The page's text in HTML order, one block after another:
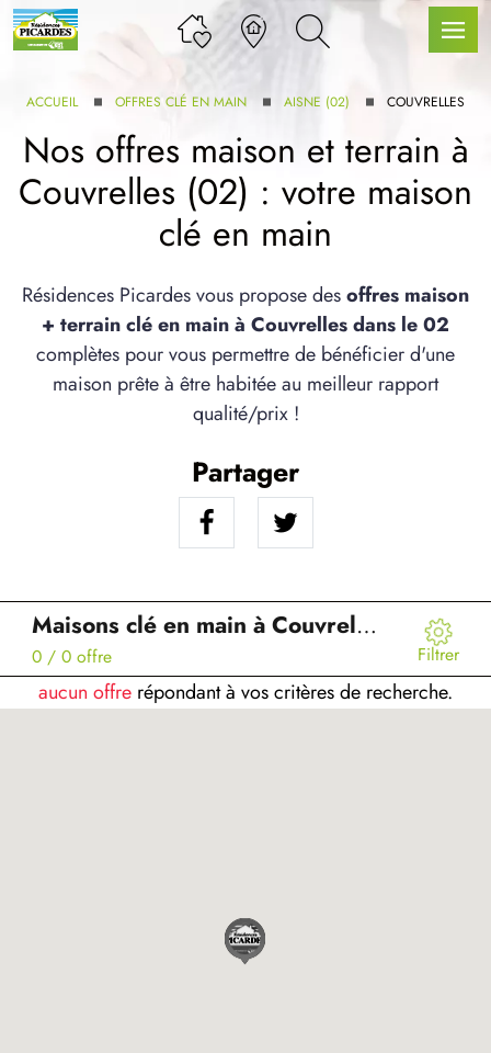
GAMME
SERVICE BDL EXTENSION
ACCUEIL OFFRES CLÉ EN MAIN AISNE (02) COUVRELLES
Nos offres maison et terrain à
Couvrelles (02) : votre maison
clé en main
Résidences Picardes vous propose desoffres maison
+ terrain clé en main à Couvrelles dans le 02
complètes pour vous permettre de bénéficier d'une
maison prête à être habitée au meilleur rapport
qualité/prix !
Partager
Maisons clé en main à Couvrelles (02)
0 / 0 offre Filtrer
aucun offre répondant à vos critères de recherche.